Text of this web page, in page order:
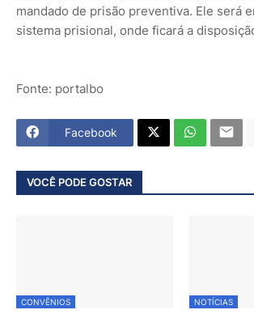
mandado de prisão preventiva. Ele será
sistema prisional, onde ficará a
Fonte: portalbo
Facebook
VOCÊ PODE GOSTAR
CONVÊNIOS NOTÍCIAS